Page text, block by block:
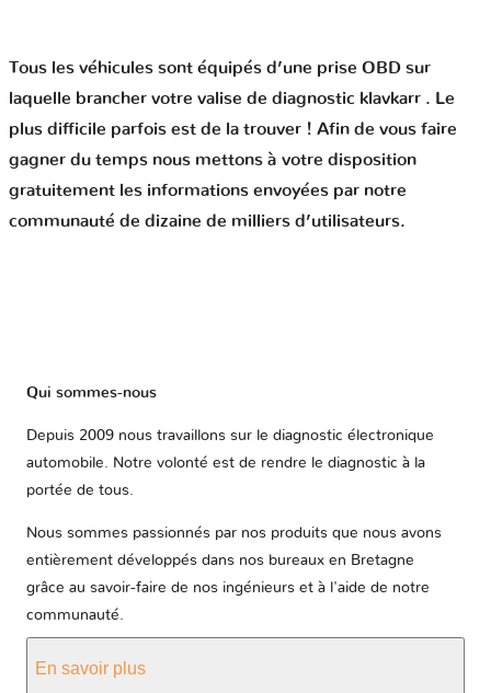
Tous les véhicules sont équipés d’une prise OBD sur
laquelle brancher votre valise de diagnostic klavkarr . Le
plus difficile parfois est de la trouver ! Afin de vous faire
gagner du temps nous mettons à votre disposition
gratuitement les informations envoyées par notre
communauté de dizaine de milliers d’utilisateurs.
Qui sommes-nous
Depuis 2009 nous travaillons sur le diagnostic électronique
automobile. Notre volonté est de rendre le diagnostic à la
portée de tous.
Nous sommes passionnés par nos produits que nous avons
entièrement développés dans nos bureaux en Bretagne
grâce au savoir-faire de nos ingénieurs et à l'aide de notre
communauté.
En savoir plus